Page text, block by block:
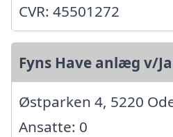
CVR: 45501272
Fyns Have anlæg v/
Østparken 4, 5220
Ansatte: 0